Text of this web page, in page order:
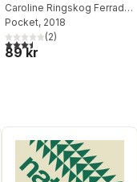
röster:
Caroline Ringskog Ferrada-
Noli
Pocket, 2018
3,5utav 5 stjärnor. Totalt
(2)
89 kr